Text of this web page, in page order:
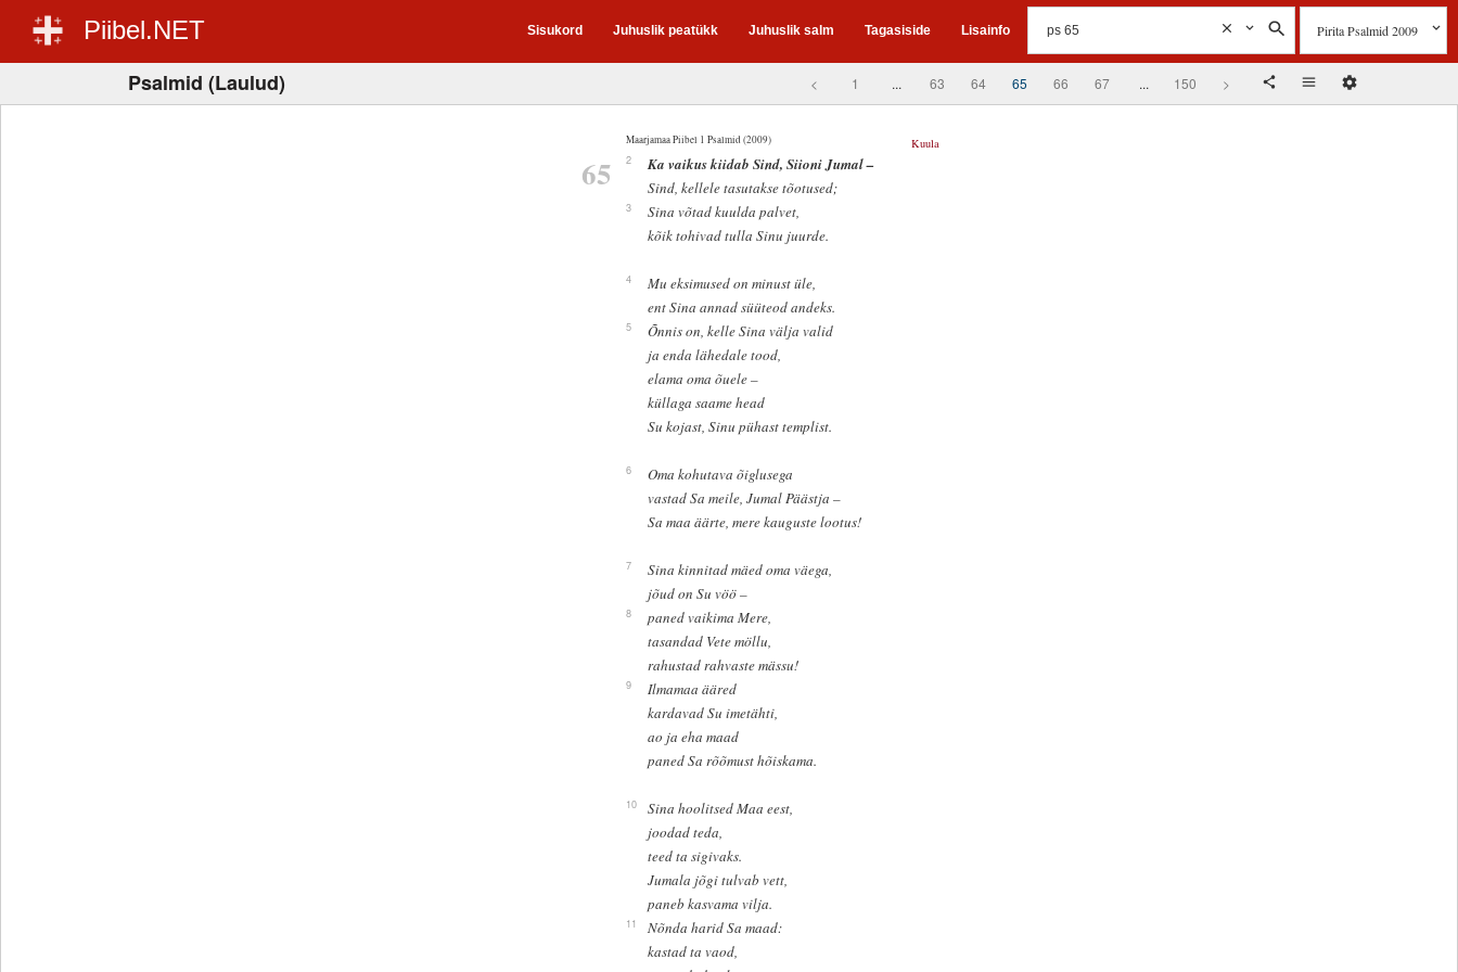
Piibel.NET Sisukord Juhuslik peatükk Juhuslik salm Tagasiside Lisainfo Pirita Psalmid 2009
Psalmid (Laulud) < 1 ... 63 64 65 66 67 ... 150 >
Maarjamaa Piibel 1 Psalmid (2009)
65
Kuula
2
Ka vaikus kiidab Sind, Siioni Jumal –
Sind, kellele tasutakse tõotused;
3
Sina võtad kuulda palvet,
kõik tohivad tulla Sinu juurde.
4
Mu eksimused on minust üle,
ent Sina annad süüteod andeks.
5
Õnnis on, kelle Sina välja valid
ja enda lähedale tood,
elama oma õuele –
küllaga saame head
Su kojast, Sinu pühast templist.
6
Oma kohutava õiglusega
vastad Sa meile, Jumal Päästja –
Sa maa äärte, mere kauguste lootus!
7
Sina kinnitad mäed oma väega,
jõud on Su vöö –
8
paned vaikima Mere,
tasandad Vete möllu,
rahustad rahvaste mässu!
9
Ilmamaa ääred
kardavad Su imetähti,
ao ja eha maad
paned Sa rõõmust hõiskama.
10
Sina hoolitsed Maa eest,
joodad teda,
teed ta sigivaks.
Jumala jõgi tulvab vett,
paneb kasvama vilja.
11
Nõnda harid Sa maad:
kastad ta vaod,